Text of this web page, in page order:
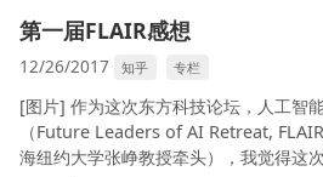
第一届FLAIR感想
12/26/2017 知乎 专栏
[图片] 作为这次东方科技论坛，人工智
（Future Leaders of AI Retreat,
海纽约大学张峥教授牵头），我觉得这